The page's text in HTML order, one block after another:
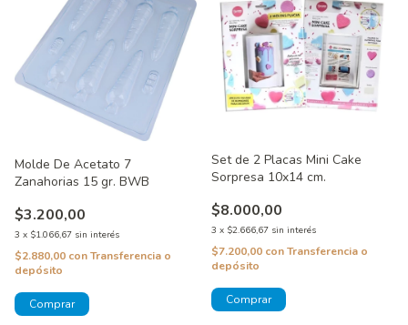
Molde De Acetato 7
Zanahorias 15 gr. BWB
$3.200,00
3 x $1.066,67 sin interés
$2.880,00 conTransferencia o
depósito
Set de 2 Placas Mini Cake
Sorpresa 10x14 cm.
$8.000,00
3 x $2.666,67 sin interés
$7.200,00 conTransferencia o
depósito